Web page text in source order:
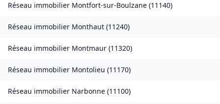
Réseau immobilier Montfort-sur-Boulzane (11140)
Réseau immobilier Monthaut (11240)
Réseau immobilier Montmaur (11320)
Réseau immobilier Montolieu (11170)
Réseau immobilier Narbonne (11100)